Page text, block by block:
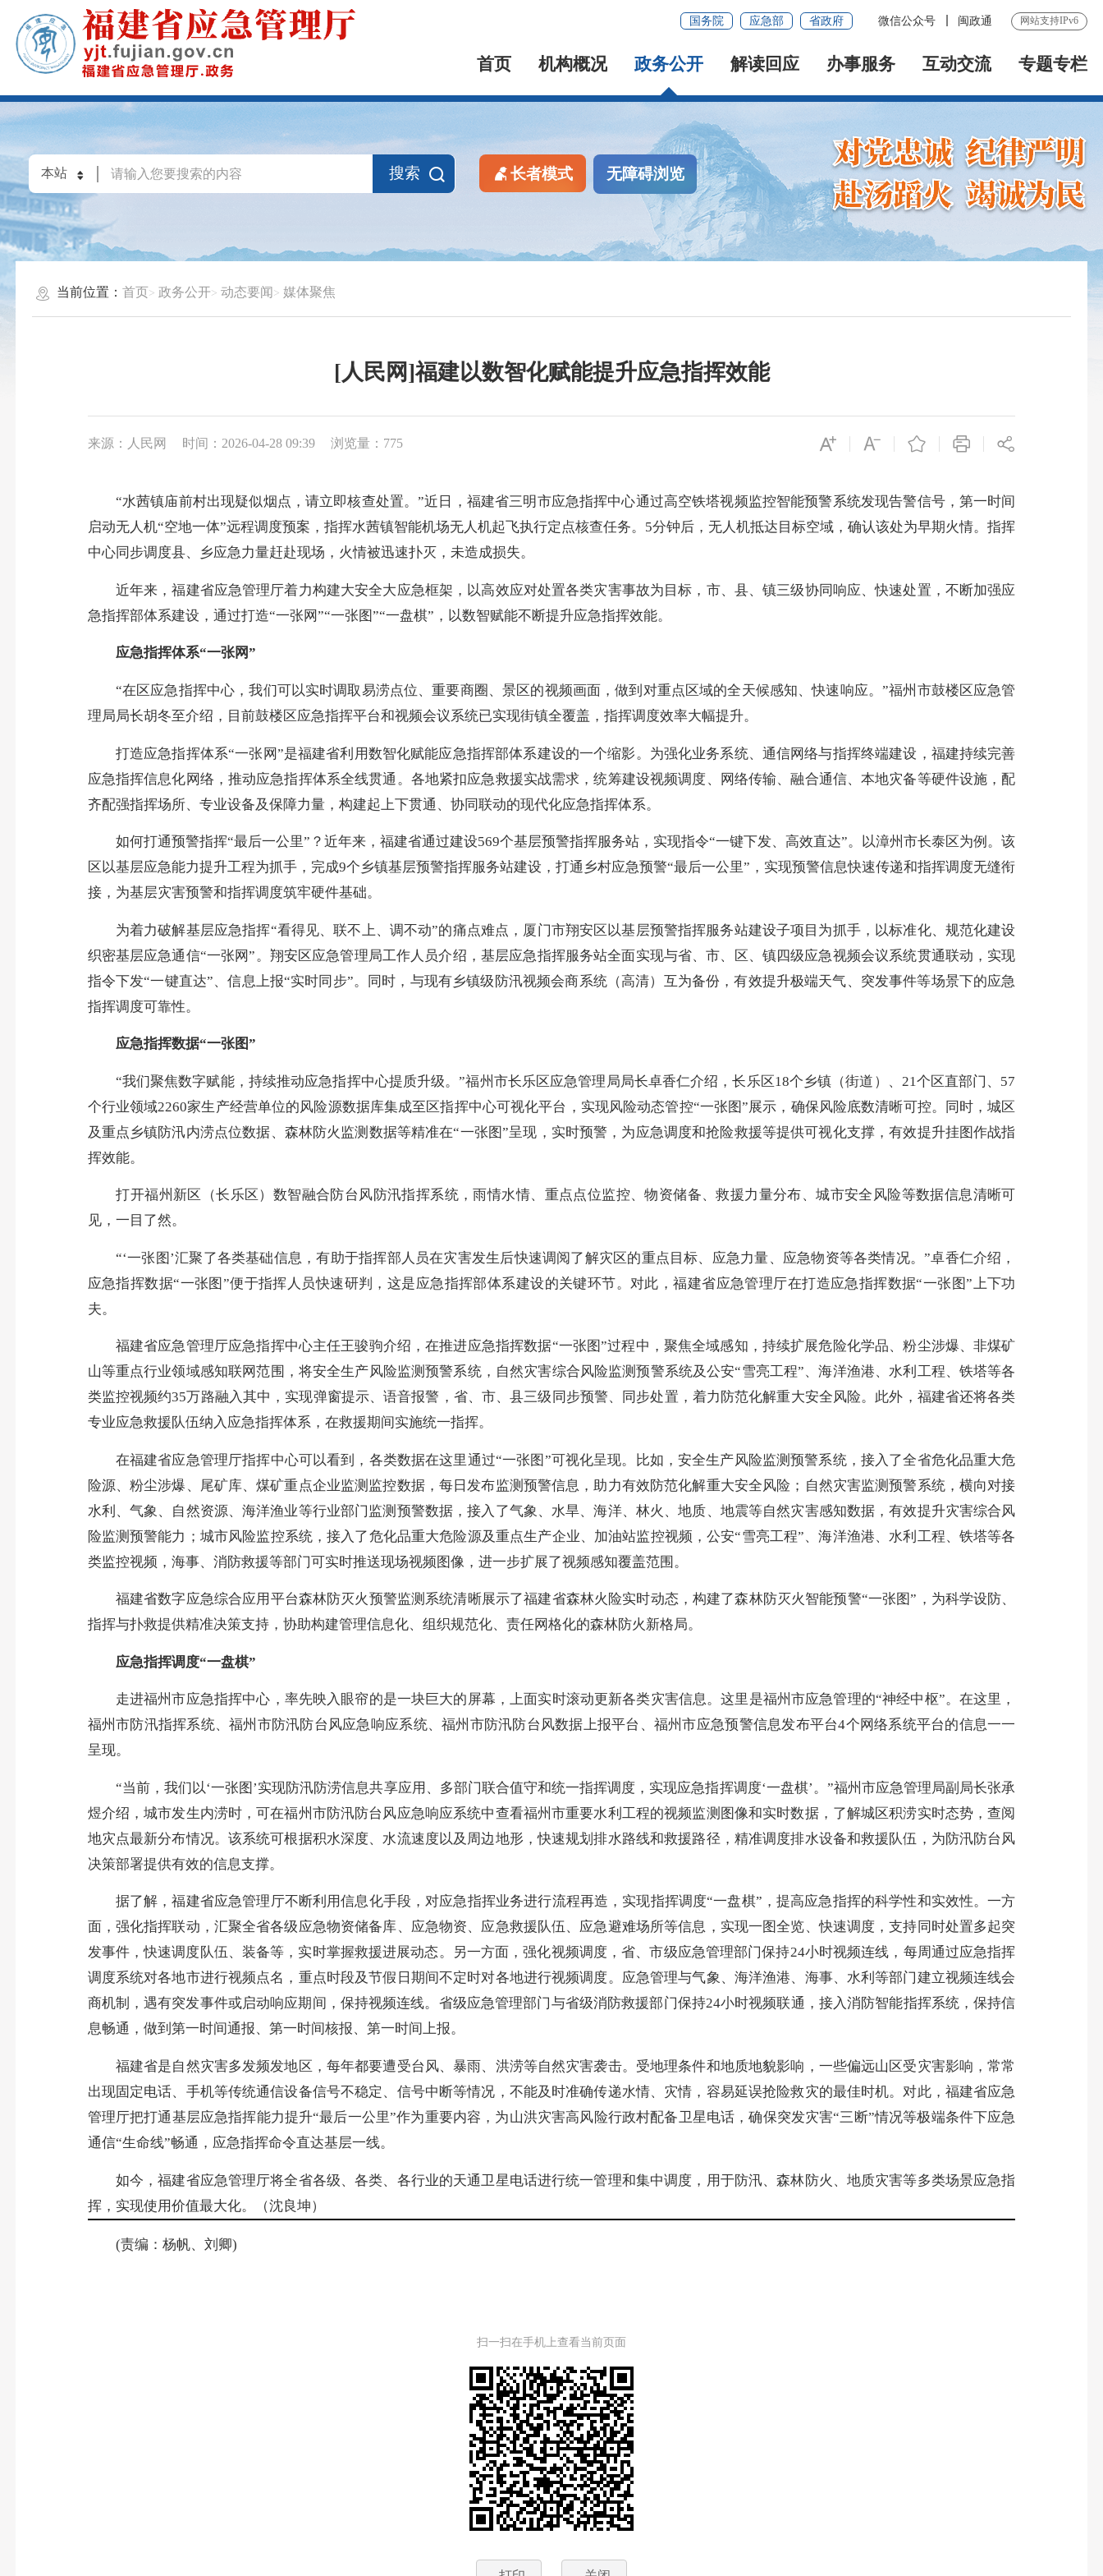
国务院 应急部 省政府 微信公众号 闽政通 网站支持IPv6
首页 机构概况 政务公开 解读回应 办事服务 互动交流 专题专栏
搜索 长者模式 无障碍浏览
当前位置：首页 政务公开 动态要闻 媒体聚焦
[人民网]福建以数智化赋能提升应急指挥效能
来源：人民网 时间：2026-04-28 09:39 浏览量：775
“水茜镇庙前村出现疑似烟点，请立即核查处置。”近日，福建省三明市应急指挥中心通过高空铁塔视频监控智能预警系统发现告警信号，第一时间
启动无人机“空地一体”远程调度预案，指挥水茜镇智能机场无人机起飞执行定点核查任务。5分钟后，无人机抵达目标空域，确认该处为早期火情。指挥
中心同步调度县、乡应急力量赶赴现场，火情被迅速扑灭，未造成损失。
近年来，福建省应急管理厅着力构建大安全大应急框架，以高效应对处置各类灾害事故为目标，市、县、镇三级协同响应、快速处置，不断加强应
急指挥部体系建设，通过打造“一张网”“一张图”“一盘棋”，以数智赋能不断提升应急指挥效能。
应急指挥体系“一张网”
“在区应急指挥中心，我们可以实时调取易涝点位、重要商圈、景区的视频画面，做到对重点区域的全天候感知、快速响应。”福州市鼓楼区应急管
理局局长胡冬至介绍，目前鼓楼区应急指挥平台和视频会议系统已实现街镇全覆盖，指挥调度效率大幅提升。
打造应急指挥体系“一张网”是福建省利用数智化赋能应急指挥部体系建设的一个缩影。为强化业务系统、通信网络与指挥终端建设，福建持续完善
应急指挥信息化网络，推动应急指挥体系全线贯通。各地紧扣应急救援实战需求，统筹建设视频调度、网络传输、融合通信、本地灾备等硬件设施，配
齐配强指挥场所、专业设备及保障力量，构建起上下贯通、协同联动的现代化应急指挥体系。
如何打通预警指挥“最后一公里”？近年来，福建省通过建设569个基层预警指挥服务站，实现指令“一键下发、高效直达”。以漳州市长泰区为例。该
区以基层应急能力提升工程为抓手，完成9个乡镇基层预警指挥服务站建设，打通乡村应急预警“最后一公里”，实现预警信息快速传递和指挥调度无缝衔
接，为基层灾害预警和指挥调度筑牢硬件基础。
为着力破解基层应急指挥“看得见、联不上、调不动”的痛点难点，厦门市翔安区以基层预警指挥服务站建设子项目为抓手，以标准化、规范化建设
织密基层应急通信“一张网”。翔安区应急管理局工作人员介绍，基层应急指挥服务站全面实现与省、市、区、镇四级应急视频会议系统贯通联动，实现
指令下发“一键直达”、信息上报“实时同步”。同时，与现有乡镇级防汛视频会商系统（高清）互为备份，有效提升极端天气、突发事件等场景下的应急
指挥调度可靠性。
应急指挥数据“一张图”
“我们聚焦数字赋能，持续推动应急指挥中心提质升级。”福州市长乐区应急管理局局长卓香仁介绍，长乐区18个乡镇（街道）、21个区直部门、57
个行业领域2260家生产经营单位的风险源数据库集成至区指挥中心可视化平台，实现风险动态管控“一张图”展示，确保风险底数清晰可控。同时，城区
及重点乡镇防汛内涝点位数据、森林防火监测数据等精准在“一张图”呈现，实时预警，为应急调度和抢险救援等提供可视化支撑，有效提升挂图作战指
挥效能。
打开福州新区（长乐区）数智融合防台风防汛指挥系统，雨情水情、重点点位监控、物资储备、救援力量分布、城市安全风险等数据信息清晰可
见，一目了然。
“‘一张图’汇聚了各类基础信息，有助于指挥部人员在灾害发生后快速调阅了解灾区的重点目标、应急力量、应急物资等各类情况。”卓香仁介绍，
应急指挥数据“一张图”便于指挥人员快速研判，这是应急指挥部体系建设的关键环节。对此，福建省应急管理厅在打造应急指挥数据“一张图”上下功
夫。
福建省应急管理厅应急指挥中心主任王骏驹介绍，在推进应急指挥数据“一张图”过程中，聚焦全域感知，持续扩展危险化学品、粉尘涉爆、非煤矿
山等重点行业领域感知联网范围，将安全生产风险监测预警系统，自然灾害综合风险监测预警系统及公安“雪亮工程”、海洋渔港、水利工程、铁塔等各
类监控视频约35万路融入其中，实现弹窗提示、语音报警，省、市、县三级同步预警、同步处置，着力防范化解重大安全风险。此外，福建省还将各类
专业应急救援队伍纳入应急指挥体系，在救援期间实施统一指挥。
在福建省应急管理厅指挥中心可以看到，各类数据在这里通过“一张图”可视化呈现。比如，安全生产风险监测预警系统，接入了全省危化品重大危
险源、粉尘涉爆、尾矿库、煤矿重点企业监测监控数据，每日发布监测预警信息，助力有效防范化解重大安全风险；自然灾害监测预警系统，横向对接
水利、气象、自然资源、海洋渔业等行业部门监测预警数据，接入了气象、水旱、海洋、林火、地质、地震等自然灾害感知数据，有效提升灾害综合风
险监测预警能力；城市风险监控系统，接入了危化品重大危险源及重点生产企业、加油站监控视频，公安“雪亮工程”、海洋渔港、水利工程、铁塔等各
类监控视频，海事、消防救援等部门可实时推送现场视频图像，进一步扩展了视频感知覆盖范围。
福建省数字应急综合应用平台森林防灭火预警监测系统清晰展示了福建省森林火险实时动态，构建了森林防灭火智能预警“一张图”，为科学设防、
指挥与扑救提供精准决策支持，协助构建管理信息化、组织规范化、责任网格化的森林防火新格局。
应急指挥调度“一盘棋”
走进福州市应急指挥中心，率先映入眼帘的是一块巨大的屏幕，上面实时滚动更新各类灾害信息。这里是福州市应急管理的“神经中枢”。在这里，
福州市防汛指挥系统、福州市防汛防台风应急响应系统、福州市防汛防台风数据上报平台、福州市应急预警信息发布平台4个网络系统平台的信息一一
呈现。
“当前，我们以‘一张图’实现防汛防涝信息共享应用、多部门联合值守和统一指挥调度，实现应急指挥调度‘一盘棋’。”福州市应急管理局副局长张承
煜介绍，城市发生内涝时，可在福州市防汛防台风应急响应系统中查看福州市重要水利工程的视频监测图像和实时数据，了解城区积涝实时态势，查阅
地灾点最新分布情况。该系统可根据积水深度、水流速度以及周边地形，快速规划排水路线和救援路径，精准调度排水设备和救援队伍，为防汛防台风
决策部署提供有效的信息支撑。
据了解，福建省应急管理厅不断利用信息化手段，对应急指挥业务进行流程再造，实现指挥调度“一盘棋”，提高应急指挥的科学性和实效性。一方
面，强化指挥联动，汇聚全省各级应急物资储备库、应急物资、应急救援队伍、应急避难场所等信息，实现一图全览、快速调度，支持同时处置多起突
发事件，快速调度队伍、装备等，实时掌握救援进展动态。另一方面，强化视频调度，省、市级应急管理部门保持24小时视频连线，每周通过应急指挥
调度系统对各地市进行视频点名，重点时段及节假日期间不定时对各地进行视频调度。应急管理与气象、海洋渔港、海事、水利等部门建立视频连线会
商机制，遇有突发事件或启动响应期间，保持视频连线。省级应急管理部门与省级消防救援部门保持24小时视频联通，接入消防智能指挥系统，保持信
息畅通，做到第一时间通报、第一时间核报、第一时间上报。
福建省是自然灾害多发频发地区，每年都要遭受台风、暴雨、洪涝等自然灾害袭击。受地理条件和地质地貌影响，一些偏远山区受灾害影响，常常
出现固定电话、手机等传统通信设备信号不稳定、信号中断等情况，不能及时准确传递水情、灾情，容易延误抢险救灾的最佳时机。对此，福建省应急
管理厅把打通基层应急指挥能力提升“最后一公里”作为重要内容，为山洪灾害高风险行政村配备卫星电话，确保突发灾害“三断”情况等极端条件下应急
通信“生命线”畅通，应急指挥命令直达基层一线。
如今，福建省应急管理厅将全省各级、各类、各行业的天通卫星电话进行统一管理和集中调度，用于防汛、森林防火、地质灾害等多类场景应急指
挥，实现使用价值最大化。（沈良坤）
(责编：杨帆、刘卿)
扫一扫在手机上查看当前页面